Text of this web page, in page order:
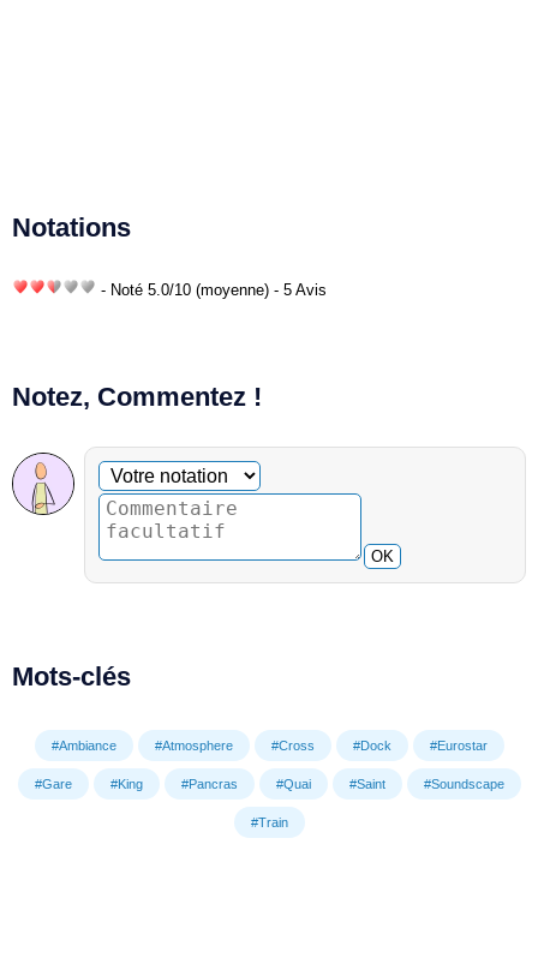
Notations
- Noté 5.0/10 (moyenne) - 5 Avis
Notez, Commentez !
Commentaire facultatif
Votre notation
OK
Mots-clés
#Ambiance #Atmosphere #Cross #Dock #Eurostar
#Gare #King #Pancras #Quai #Saint #Soundscape
#Train